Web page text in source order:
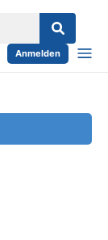
Anmelden